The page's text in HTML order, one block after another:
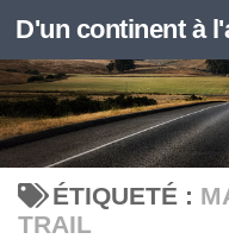
Skip to content
D'un continent à
ÉTIQUETÉ :
TRAIL